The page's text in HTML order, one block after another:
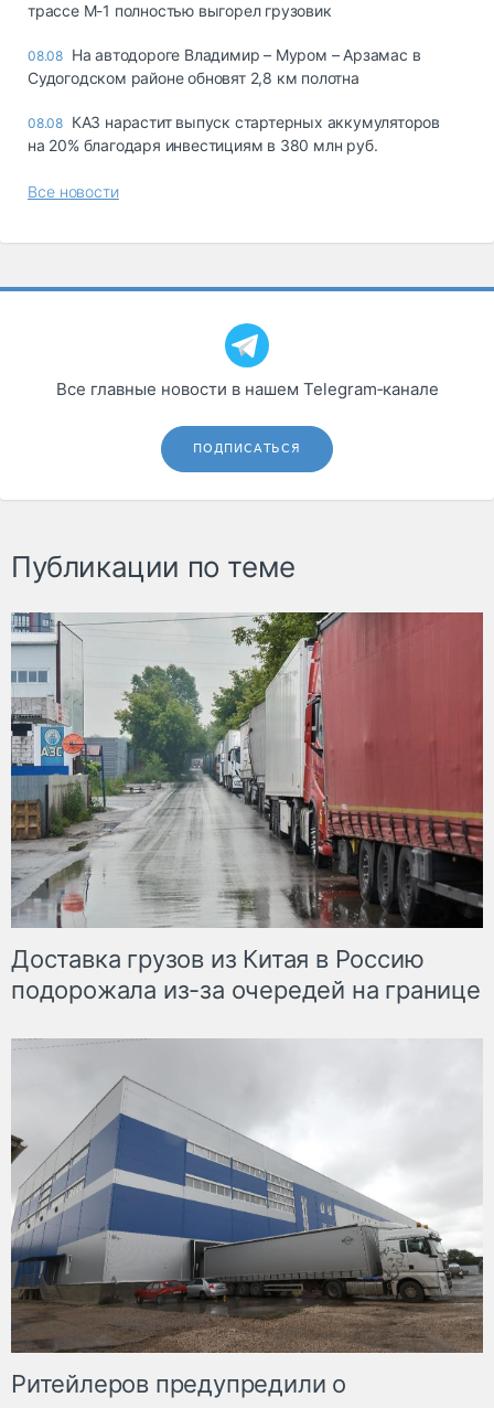
трассе М-1 полностью выгорел грузовик
08.08 На автодороге Владимир – Муром – Арзамас в
Судогодском районе обновят 2,8 км полотна
08.08 КАЗ нарастит выпуск стартерных аккумуляторов
на 20% благодаря инвестициям в 380 млн руб.
Все новости
Все главные новости в нашем Telegram‑канале
ПОДПИСАТЬСЯ
Публикации по теме
Доставка грузов из Китая в Россию
подорожала из-за очередей на границе
Ритейлеров предупредили о